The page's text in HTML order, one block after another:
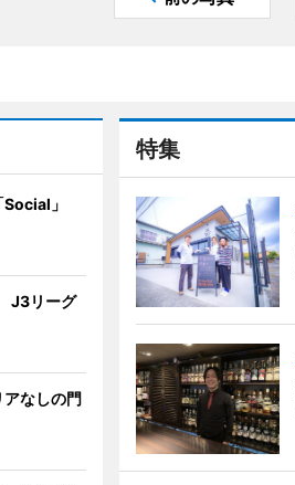
特集
Social」
J3リーグ
なしの門